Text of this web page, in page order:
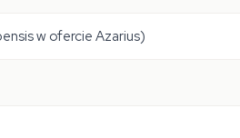
w ofercie Azarius)